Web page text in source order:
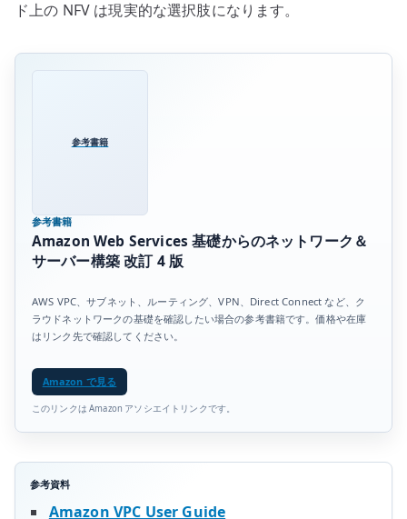
ド上の NFV は現実的な選択肢になります。
参考書籍
参考書籍
Amazon Web Services 基礎からのネットワーク＆
サーバー構築 改訂 4 版
AWS VPC、サブネット、ルーティング、VPN、Direct Connect など、ク
ラウドネットワークの基礎を確認したい場合の参考書籍です。価格や在庫
はリンク先で確認してください。
Amazon で見る
このリンクは Amazon アソシエイトリンクです。
参考資料
Amazon VPC User Guide